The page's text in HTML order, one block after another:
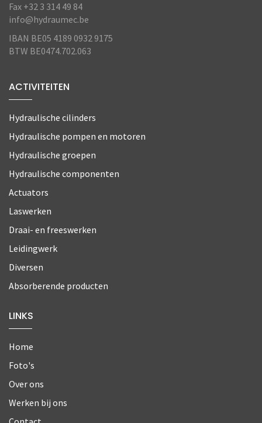
Fax +32 3 314 49 84
info@hydraumec.be
IBAN BE05 4189 0932 9175
BTW BE0474.702.063
ACTIVITEITEN
Hydraulische cilinders
Hydraulische pompen en motoren
Hydraulische groepen
Hydraulische componenten
Actuators
Laswerken
Draai- en freeswerken
Leidingwerk
Diversen
Absorberende producten
LINKS
Home
Foto's
Over ons
Werken bij ons